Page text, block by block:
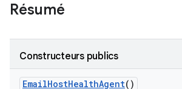
Résumé
Constructeurs publics
EmailHostHealthAgent()